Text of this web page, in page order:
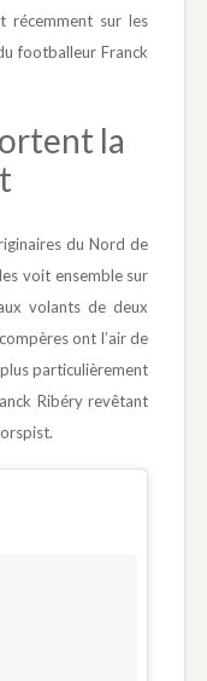
récemment sur les
footballeur Franck
la
du Nord de
voit ensemble sur
volants de deux
ont l’air de
plus particulièrement
Ribéry revêtant